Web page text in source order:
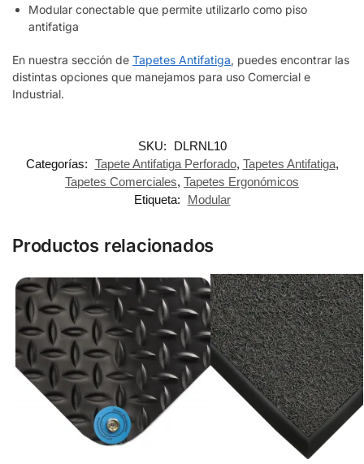
Modular conectable que permite utilizarlo como piso
antifatiga
En nuestra sección de Tapetes Antifatiga, puedes encontrar las
distintas opciones que manejamos para uso Comercial e
Industrial.
SKU:
DLRNL10
Categorías: Tapete Antifatiga Perforado, Tapetes Antifatiga,
Tapetes Comerciales, Tapetes Ergonómicos
Etiqueta:
Modular
Productos relacionados